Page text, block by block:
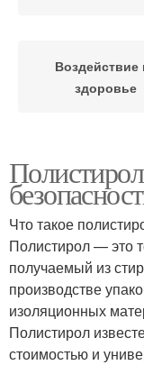
Воздействие
здоровье
Что такое
Полистирол — это
получаемый из
производстве
изоляционных
Полистирол
стоимостью и